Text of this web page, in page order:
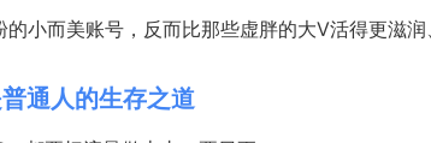
小而美账号，反而比那些虚胖的大V活得更滋润
通人的生存之道